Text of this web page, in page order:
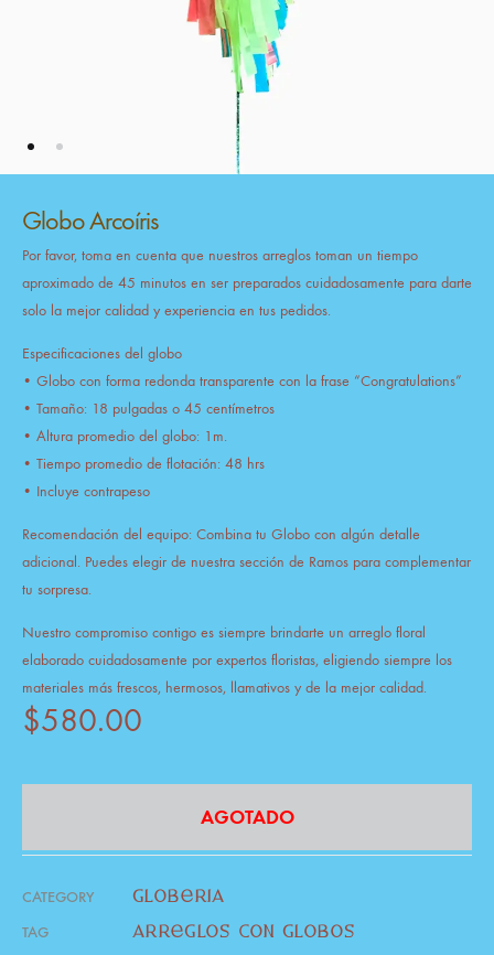
Globo Arcoíris
Por favor, toma en cuenta que nuestros arreglos toman un tiempo
aproximado de 45 minutos en ser preparados cuidadosamente para darte
solo la mejor calidad y experiencia en tus pedidos.
Especificaciones del globo
• Globo con forma redonda transparente con la frase “Congratulations”
• Tamaño: 18 pulgadas o 45 centímetros
• Altura promedio del globo: 1m.
• Tiempo promedio de flotación: 48 hrs
• Incluye contrapeso
Recomendación del equipo: Combina tu Globo con algún detalle
adicional. Puedes elegir de nuestra sección de Ramos para complementar
tu sorpresa.
Nuestro compromiso contigo es siempre brindarte un arreglo floral
elaborado cuidadosamente por expertos floristas, eligiendo siempre los
materiales más frescos, hermosos, llamativos y de la mejor calidad.
$580.00
AGOTADO
CATEGORY globería
TAG arreglos con globos